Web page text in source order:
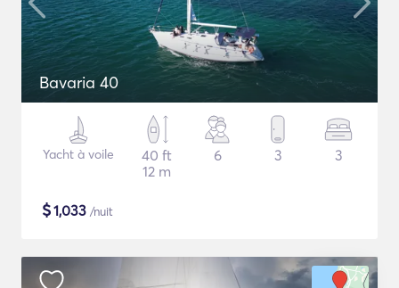
Bavaria 40
Yacht à voile
40 ft
12 m
6 3 3
$1,033 /nuit